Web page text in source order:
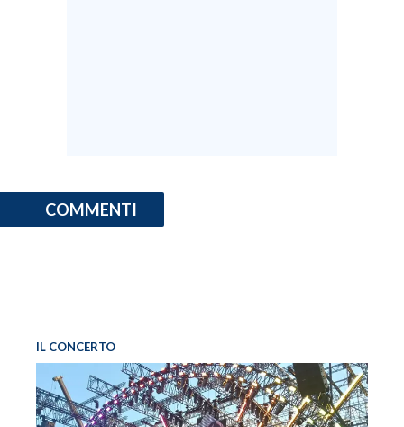
COMMENTI
IL CONCERTO